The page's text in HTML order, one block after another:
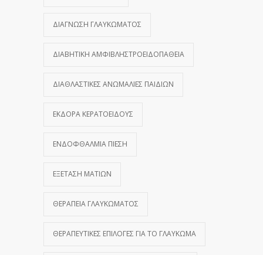
ΔΙΆΓΝΩΣΗ ΓΛΑΥΚΏΜΑΤΟΣ
ΔΙΑΒΗΤΙΚΉ ΑΜΦΙΒΛΗΣΤΡΟΕΙΔΟΠΆΘΕΙΑ
ΔΙΑΘΛΑΣΤΙΚΈΣ ΑΝΩΜΑΛΊΕΣ ΠΑΙΔΙΏΝ
ΕΚΔΟΡΆ ΚΕΡΑΤΟΕΙΔΟΎΣ
ΕΝΔΟΦΘΆΛΜΙΑ ΠΊΕΣΗ
ΕΞΈΤΑΣΗ ΜΑΤΙΏΝ
ΘΕΡΑΠΕΊΑ ΓΛΑΥΚΏΜΑΤΟΣ
ΘΕΡΑΠΕΥΤΙΚΈΣ ΕΠΙΛΟΓΈΣ ΓΙΑ ΤΟ ΓΛΑΎΚΩΜΑ